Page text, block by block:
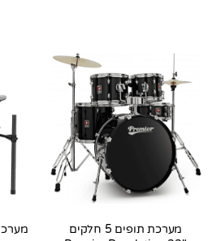
מערכת תופים 5 חלקים